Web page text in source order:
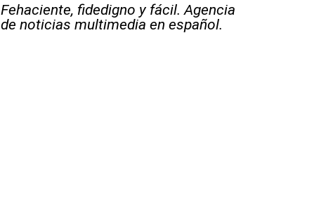
Fehaciente, fidedigno y fácil. Agencia
de noticias multimedia en español.